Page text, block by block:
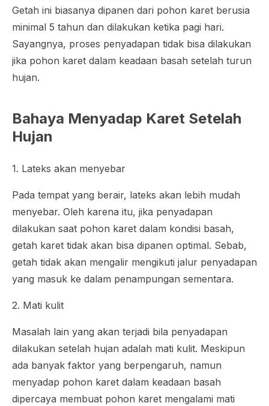
Getah ini biasanya dipanen dari pohon karet berusia
minimal 5 tahun dan dilakukan ketika pagi hari.
Sayangnya, proses penyadapan tidak bisa dilakukan
jika pohon karet dalam keadaan basah setelah turun
hujan.
Bahaya Menyadap Karet Setelah
Hujan
1. Lateks akan menyebar
Pada tempat yang berair, lateks akan lebih mudah
menyebar. Oleh karena itu, jika penyadapan
dilakukan saat pohon karet dalam kondisi basah,
getah karet tidak akan bisa dipanen optimal. Sebab,
getah tidak akan mengalir mengikuti jalur penyadapan
yang masuk ke dalam penampungan sementara.
2. Mati kulit
Masalah lain yang akan terjadi bila penyadapan
dilakukan setelah hujan adalah mati kulit. Meskipun
ada banyak faktor yang berpengaruh, namun
menyadap pohon karet dalam keadaan basah
dipercaya membuat pohon karet mengalami mati